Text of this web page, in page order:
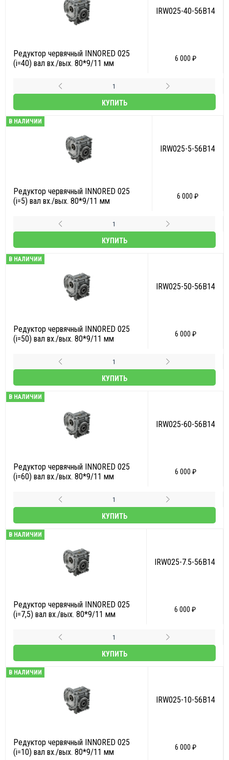
IRW025-40-56B14
Редуктор червячный INNORED 025
(i=40) вал вх./вых. 80*9/11 мм
6 000 ₽
КУПИТЬ
В НАЛИЧИИ
IRW025-5-56B14
Редуктор червячный INNORED 025
(i=5) вал вх./вых. 80*9/11 мм
6 000 ₽
КУПИТЬ
В НАЛИЧИИ
IRW025-50-56B14
Редуктор червячный INNORED 025
(i=50) вал вх./вых. 80*9/11 мм
6 000 ₽
КУПИТЬ
В НАЛИЧИИ
IRW025-60-56B14
Редуктор червячный INNORED 025
(i=60) вал вх./вых. 80*9/11 мм
6 000 ₽
КУПИТЬ
В НАЛИЧИИ
IRW025-7.5-56B14
Редуктор червячный INNORED 025
(i=7,5) вал вх./вых. 80*9/11 мм
6 000 ₽
КУПИТЬ
В НАЛИЧИИ
IRW025-10-56B14
Редуктор червячный INNORED 025
(i=10) вал вх./вых. 80*9/11 мм
6 000 ₽